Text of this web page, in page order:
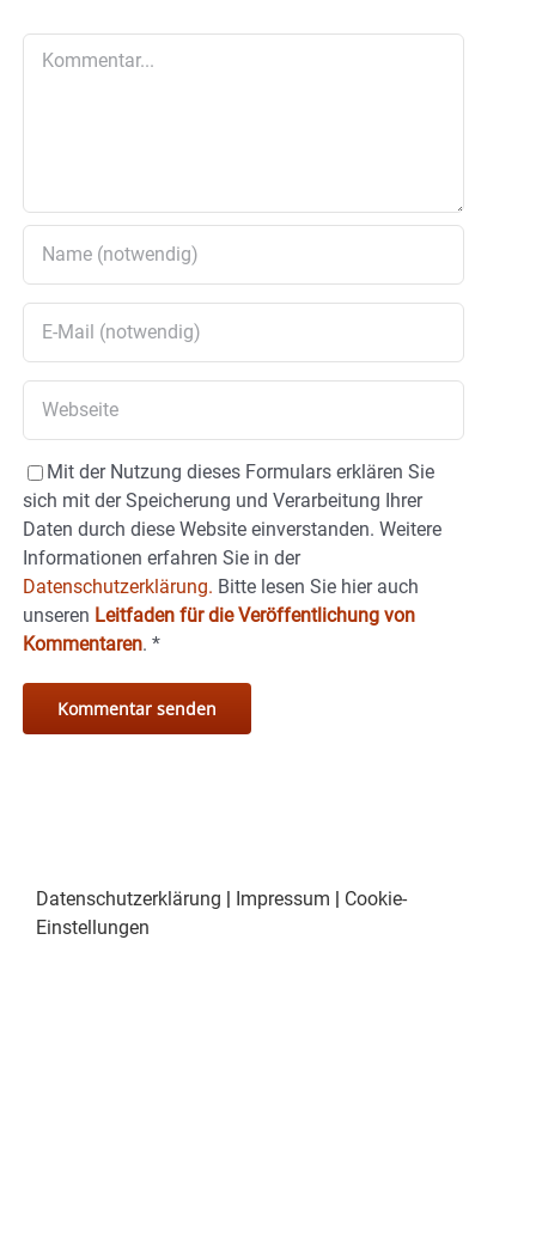
Mit der Nutzung dieses Formulars erklären Sie
sich mit der Speicherung und Verarbeitung Ihrer
Daten durch diese Website einverstanden. Weitere
Informationen erfahren Sie in der
Datenschutzerklärung. Bitte lesen Sie hier auch
unseren Leitfaden für die Veröffentlichung von
Kommentaren. *
Datenschutzerklärung | Impressum | Cookie-
Einstellungen